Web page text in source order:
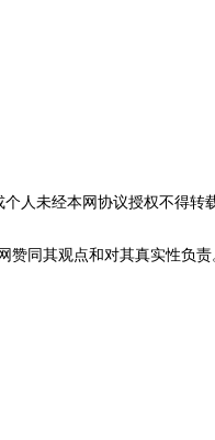
人未经本网协议授权不得
同其观点和对其真实性负责